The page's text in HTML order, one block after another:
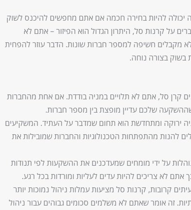
יכולה להיות בחירה חכמה אם אתם מחפשים להיכנס לשוק
על קרנות סל, היתרון הגדול הוא הפיזור – אתם לא
מקבלים חשיפה למספר חברות שונות. הדבר עוזר להפחית
בשוק בצורה נוחה.
קרן סל, אתם לא תלויים במניה בודדת. אם אחת מהחברות
שלכם עדיין מופצת בין מספר חברות.
ירוקה ומתחדשת הוא תחום שמדבר על העתיד. המשקיעים
להנות מהתפתחות הטכנולוגיות והחברות שמובילות את
על ידי מומחים שמעדכנים את ההשקעות לפי תנודות
אתם לא צריכים להיות עדים לעליות ומורדות בכל רגע.
קרובות, קרנות סל מציעות עמלות ניהול נמוכות יותר
זה אומר שאתם לא משלמים סכומים גבוהים עבור ניהול